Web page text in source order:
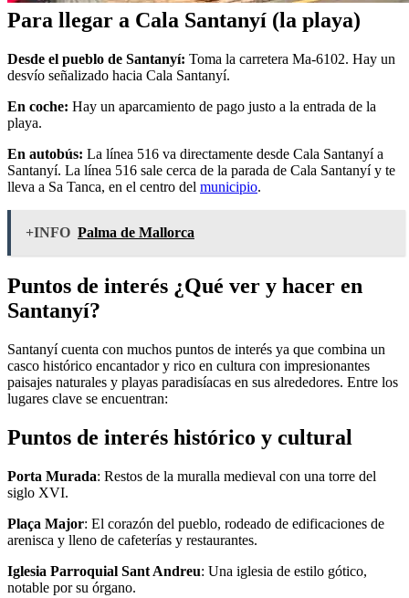
Para llegar a Cala Santanyí (la playa)
Desde el pueblo de Santanyí: Toma la carretera Ma-6102. Hay un
desvío señalizado hacia Cala Santanyí.
En coche: Hay un aparcamiento de pago justo a la entrada de la
playa.
En autobús: La línea 516 va directamente desde Cala Santanyí a
Santanyí. La línea 516 sale cerca de la parada de Cala Santanyí y te
lleva a Sa Tanca, en el centro del municipio.
+INFO Palma de Mallorca
Puntos de interés ¿Qué ver y hacer en
Santanyí?
Santanyí cuenta con muchos puntos de interés ya que combina un
casco histórico encantador y rico en cultura con impresionantes
paisajes naturales y playas paradisíacas en sus alrededores. Entre los
lugares clave se encuentran:
Puntos de interés histórico y cultural
Porta Murada: Restos de la muralla medieval con una torre del
siglo XVI.
Plaça Major: El corazón del pueblo, rodeado de edificaciones de
arenisca y lleno de cafeterías y restaurantes.
Iglesia Parroquial Sant Andreu: Una iglesia de estilo gótico,
notable por su órgano.